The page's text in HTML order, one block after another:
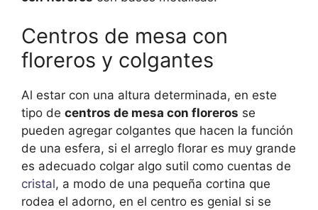
Centros de mesa con
floreros y colgantes
Al estar con una altura determinada, en este
tipo de centros de mesa con floreros se
pueden agregar colgantes que hacen la función
de una esfera, si el arreglo florar es muy grande
es adecuado colgar algo sutil como cuentas de
cristal, a modo de una pequeña cortina que
rodea el adorno, en el centro es genial si se